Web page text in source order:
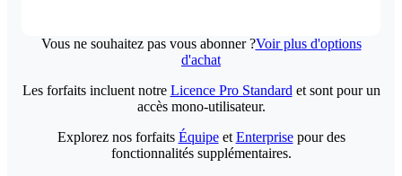
Vous ne souhaitez pas vous abonner ?Voir plus d'options
d'achat
Les forfaits incluent notre Licence Pro Standard et sont pour un
accès mono-utilisateur.
Explorez nos forfaits Équipeet Enterprisepour des
fonctionnalités supplémentaires.